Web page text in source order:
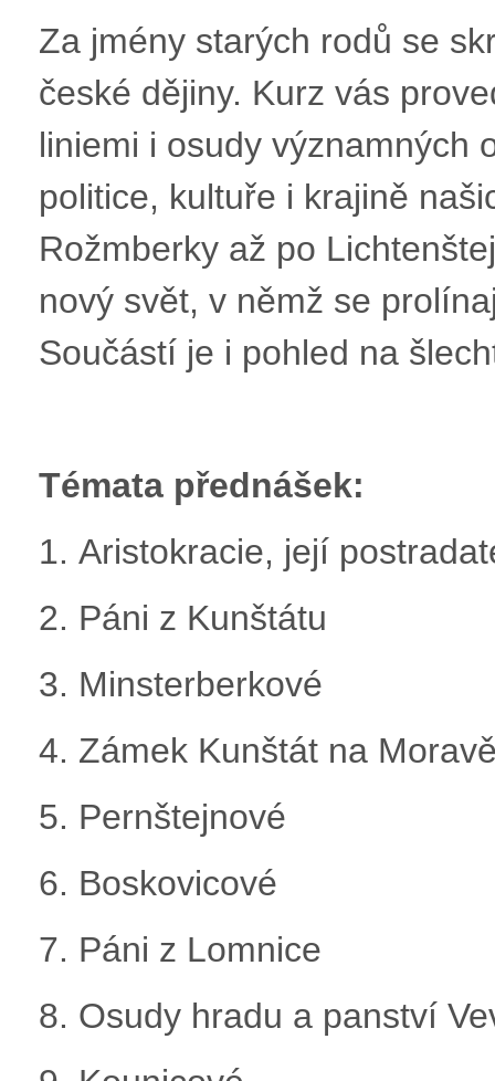
Za jmény starých rodů se
české dějiny. Kurz vás
liniemi i osudy významných
politice, kultuře i krajině
Rožmberky až po
nový svět, v němž se
Součástí je i pohled na
Témata přednášek:
1. Aristokracie, její
2. Páni z Kunštátu
3. Minsterberkové
4. Zámek Kunštát na
5. Pernštejnové
6. Boskovicové
7. Páni z Lomnice
8. Osudy hradu a panství